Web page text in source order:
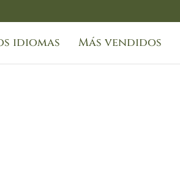
idiomas Más vendidos